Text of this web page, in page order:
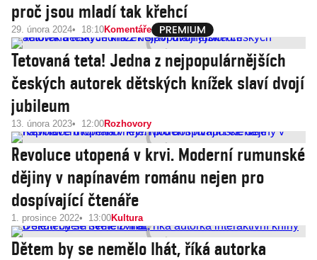
proč jsou mladí tak křehcí
29. února 2024 18:10Komentáře
Tetovaná teta! Jedna z nejpopulárnějších
českých autorek dětských knížek slaví dvojí
jubileum
13. února 2023 12:00Rozhovory
Revoluce utopená v krvi. Moderní rumunské
dějiny v napínavém románu nejen pro
dospívající čtenáře
1. prosince 2022 13:00Kultura
Dětem by se nemělo lhát, říká autorka